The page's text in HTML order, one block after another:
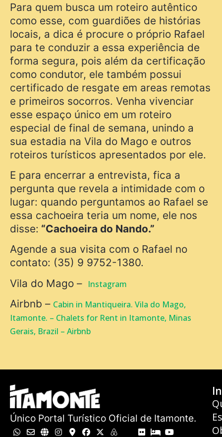
Para quem busca um roteiro autêntico
como esse, com guardiões de histórias
locais, a dica é procure o próprio Rafael
para te conduzir a essa experiência de
forma segura, pois além da certificação
como condutor, ele também possui
certificado de resgate em areas remotas
e primeiros socorros. Venha vivenciar
esse espaço único em um roteiro
especial de final de semana, unindo a
sua estadia na Vila do Mago e outros
roteiros turísticos apresentados por ele.
E para encerrar a entrevista, fica a
pergunta que revela a intimidade com o
lugar: quando perguntamos ao Rafael se
essa cachoeira teria um nome, ele nos
disse: “Cachoeira do Nando.”
Agende a sua visita com o Rafael no
contato: (35) 9 9752-1380.
Vila do Mago – Instagram
Airbnb – Cabin in Mantiqueira. Vila do Mago,
Itamonte. – Chalets for Rent in Itamonte, Minas
Gerais, Brazil – Airbnb
Único Portal Turístico Oficial de Itamonte.